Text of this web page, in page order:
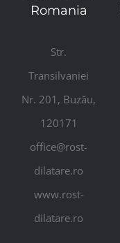
Romania
Str.
Transilvaniei
Nr. 201, Buzău,
120171
office@rost-
dilatare.ro
www.rost-
dilatare.ro